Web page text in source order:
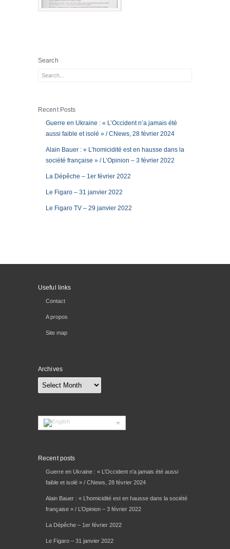
Search
Recent Posts
Guerre en Ukraine : « L’Occident n’a jamais été
aussi faible et isolé » / CNews, 28 février 2024
Alain Bauer : « L’homicidité est en hausse dans la
société française » / L’Opinion – 3 février 2022
La Dépêche – 1er février 2022
Le Figaro – 31 janvier 2022
Le Figaro TV – 29 janvier 2022
Useful links
Contact
A propos
Site map
Archives
Archives
Recent posts
Guerre en Ukraine : « L’Occident n’a jamais été aussi
faible et isolé » / CNews, 28 février 2024
Alain Bauer : « L’homicidité est en hausse dans la société
française » / L’Opinion – 3 février 2022
La Dépêche – 1er février 2022
Le Figaro – 31 janvier 2022